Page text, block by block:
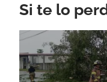
Si te lo